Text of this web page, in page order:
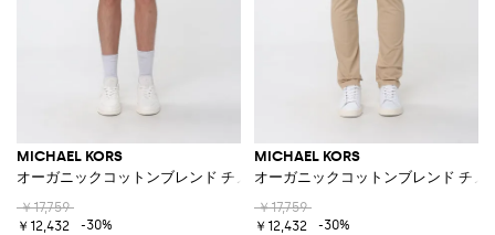
MICHAEL KORS
オーガニックコットンブレンド チノショーツ
￥17,759
￥12,432
-30%
MICHAEL KORS
オーガニックコットンブレンド チノ
￥17,759
￥12,432
-30%